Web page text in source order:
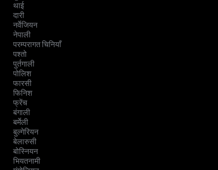
थाई
दारी
नर्वेजियन
नेपाली
परम्परागत चिनियाँ
पश्तो
पुर्तगाली
पोलिश
फारसी
फिनिश
फ्रेंच
बंगाली
बर्मेली
बुल्गेरियन
बेलारुसी
बोस्नियन
भियतनामी